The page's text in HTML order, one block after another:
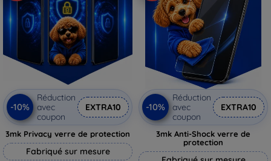
-10%
Réduction
avec
coupon
EXTRA10
3mk Privacy verre de protection
Fabriqué sur mesure
-10%
Réduction
avec
coupon
EXTRA10
3mk Anti-Shock verre de
protection